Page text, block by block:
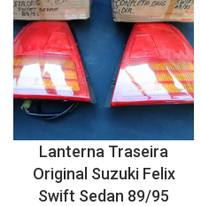
Lanterna Traseira
Original Suzuki Felix
Swift Sedan 89/95